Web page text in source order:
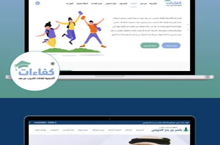
كفاءات للتدريب
التفاصيل